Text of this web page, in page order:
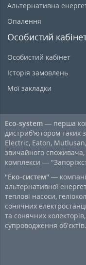
Альтернативна
Опалення
Особистий
Особистий кабінет
Історія замовлень
Мої закладки
Eco-system — перша
дистриб'ютором таких
Electric, Eaton,
звичайного споживача,
комплекси —
"Еко-систем" —
альтернативної
теплові насоси,
сонячних
та сонячних
супроводження об'єктів.